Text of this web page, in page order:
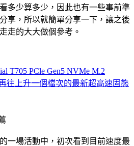
多少算多少，因此也有一些事前準
享，所以就簡單分享一下，讓之後
走的大大做個參考。
T705 PCle Gen5 NVMe M.2
往上升一個檔次的最新超高速固態
一場活動中，初次看到目前速度最